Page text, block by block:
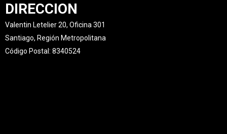
DIRECCION
Valentin Letelier 20, Oficina 301
Santiago, Región Metropolitana
Código Postal: 8340524